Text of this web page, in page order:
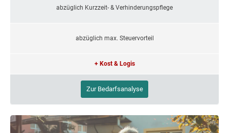
abzüglich Kurzzeit- & Verhinderungspflege
abzüglich max. Steuervorteil
+ Kost & Logis
Zur Bedarfsanalyse